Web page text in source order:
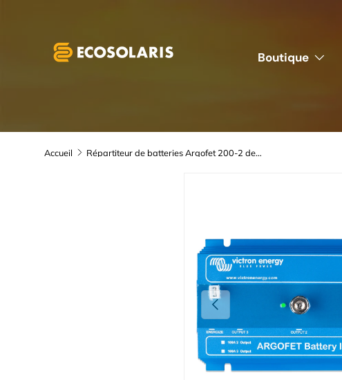
Boutique
Accueil Répartiteur de batteries Argofet 200-2 deux batteries 200A de Victron Energy | ARG200201020
Précédent